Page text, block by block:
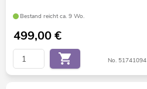
Bestand reicht ca. 9 Wo.
499,00€
No. 51741094